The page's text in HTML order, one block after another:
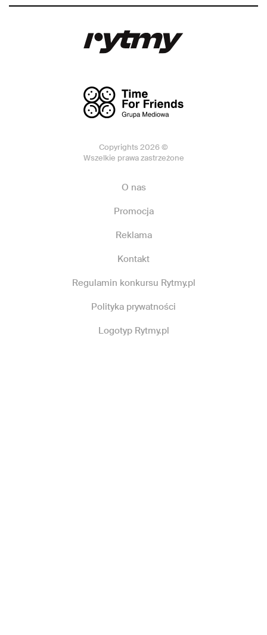
Copyrights 2026 ©
Wszelkie prawa zastrzeżone
O nas
Promocja
Reklama
Kontakt
Regulamin konkursu Rytmy.pl
Polityka prywatności
Logotyp Rytmy.pl